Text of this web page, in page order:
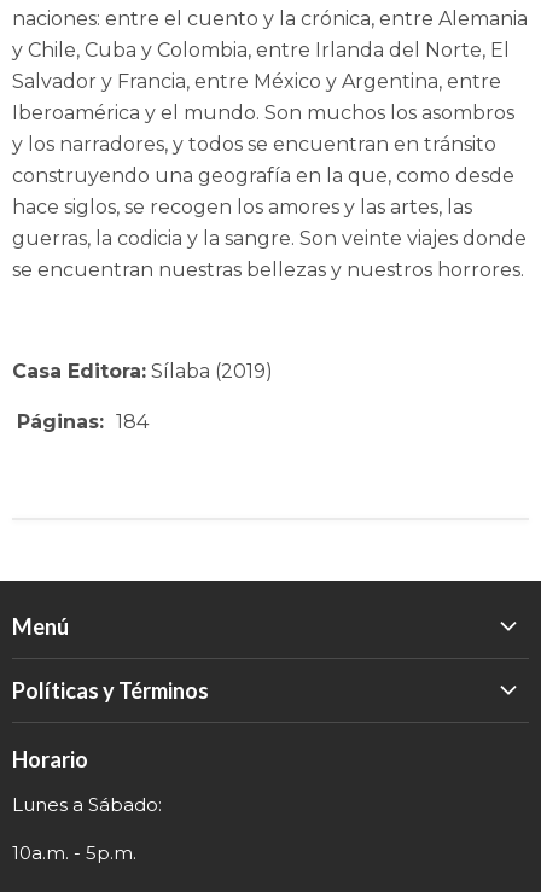
naciones: entre el cuento y la crónica, entre Alemania
y Chile, Cuba y Colombia, entre Irlanda del Norte, El
Salvador y Francia, entre México y Argentina, entre
Iberoamérica y el mundo. Son muchos los asombros
y los narradores, y todos se encuentran en tránsito
construyendo una geografía en la que, como desde
hace siglos, se recogen los amores y las artes, las
guerras, la codicia y la sangre. Son veinte viajes donde
se encuentran nuestras bellezas y nuestros horrores.
Casa Editora: Sílaba (2019)
Páginas: 184
Menú
Eventos
Políticas y Términos
Política de Privacidad
Términos y Envío
Información de Contacto
Horario
Lunes a Sábado:
10a.m. - 5p.m.